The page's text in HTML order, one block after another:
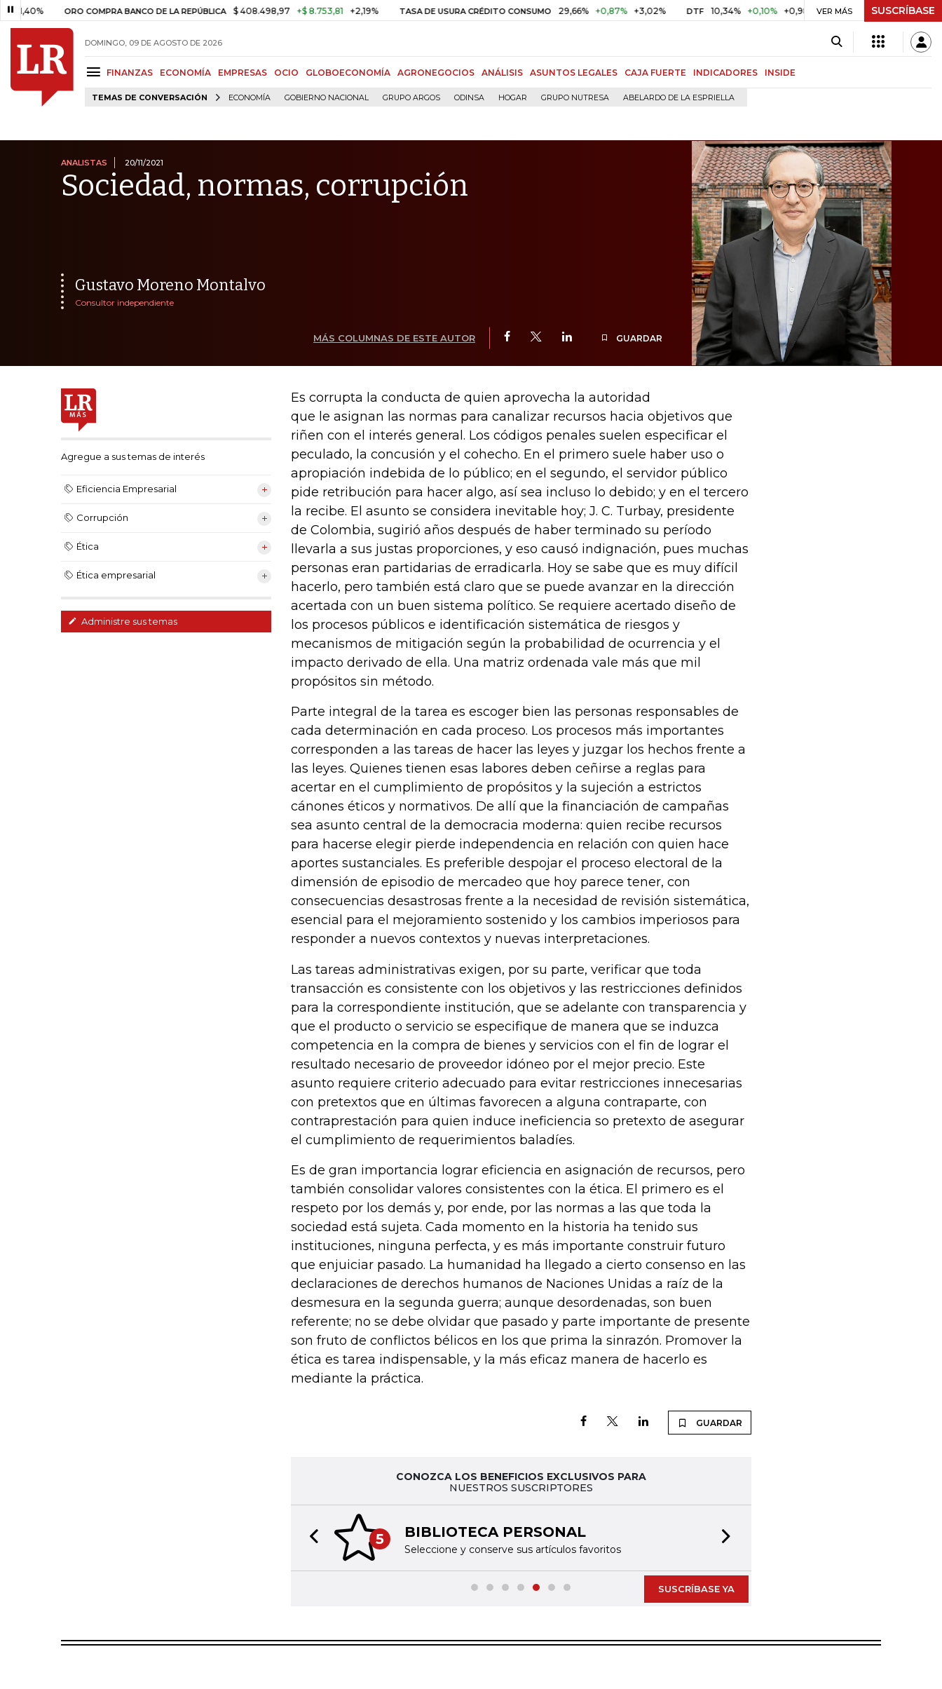
ORO COMPRA BANCO DE LA REPÚBLICA $ 408.498,97 +$ 8.753,81 +2,19% TASA DE USURA CRÉDITO CONSUMO 29,66% +0,87% +3,02% DTF 10,34% +0,10% +0,98% UVR $ 417,01 +$ 0,05 +0,01%
VER MÁS SUSCRÍBASE
DOMINGO, 09 DE AGOSTO DE 2026
FINANZAS ECONOMÍA EMPRESAS OCIO GLOBOECONOMÍA AGRONEGOCIOS ANÁLISIS ASUNTOS LEGALES CAJA FUERTE INDICADORES INSIDE
TEMAS DE CONVERSACIÓN ECONOMÍA GOBIERNO NACIONAL GRUPO ARGOS ODINSA HOGAR GRUPO NUTRESA ABELARDO DE LA ESPRIELLA
ANALISTAS 20/11/2021
Sociedad, normas, corrupción
Gustavo Moreno Montalvo
Consultor independiente
MÁS COLUMNAS DE ESTE AUTOR GUARDAR
Agregue a sus temas de interés
Eficiencia Empresarial
Corrupción
Ética
Ética empresarial
Administre sus temas
Es corrupta la conducta de quien aprovecha la autoridad
que le asignan las normas para canalizar recursos hacia objetivos que
riñen con el interés general. Los códigos penales suelen especificar el
peculado, la concusión y el cohecho. En el primero suele haber uso o
apropiación indebida de lo público; en el segundo, el servidor público
pide retribución para hacer algo, así sea incluso lo debido; y en el tercero
la recibe. El asunto se considera inevitable hoy; J. C. Turbay, presidente
de Colombia, sugirió años después de haber terminado su período
llevarla a sus justas proporciones, y eso causó indignación, pues muchas
personas eran partidarias de erradicarla. Hoy se sabe que es muy difícil
hacerlo, pero también está claro que se puede avanzar en la dirección
acertada con un buen sistema político. Se requiere acertado diseño de
los procesos públicos e identificación sistemática de riesgos y
mecanismos de mitigación según la probabilidad de ocurrencia y el
impacto derivado de ella. Una matriz ordenada vale más que mil
propósitos sin método.
Parte integral de la tarea es escoger bien las personas responsables de
cada determinación en cada proceso. Los procesos más importantes
corresponden a las tareas de hacer las leyes y juzgar los hechos frente a
las leyes. Quienes tienen esas labores deben ceñirse a reglas para
acertar en el cumplimiento de propósitos y la sujeción a estrictos
cánones éticos y normativos. De allí que la financiación de campañas
sea asunto central de la democracia moderna: quien recibe recursos
para hacerse elegir pierde independencia en relación con quien hace
aportes sustanciales. Es preferible despojar el proceso electoral de la
dimensión de episodio de mercadeo que hoy parece tener, con
consecuencias desastrosas frente a la necesidad de revisión sistemática,
esencial para el mejoramiento sostenido y los cambios imperiosos para
responder a nuevos contextos y nuevas interpretaciones.
Las tareas administrativas exigen, por su parte, verificar que toda
transacción es consistente con los objetivos y las restricciones definidos
para la correspondiente institución, que se adelante con transparencia y
que el producto o servicio se especifique de manera que se induzca
competencia en la compra de bienes y servicios con el fin de lograr el
resultado necesario de proveedor idóneo por el mejor precio. Este
asunto requiere criterio adecuado para evitar restricciones innecesarias
con pretextos que en últimas favorecen a alguna contraparte, con
contraprestación para quien induce ineficiencia so pretexto de asegurar
el cumplimiento de requerimientos baladíes.
Es de gran importancia lograr eficiencia en asignación de recursos, pero
también consolidar valores consistentes con la ética. El primero es el
respeto por los demás y, por ende, por las normas a las que toda la
sociedad está sujeta. Cada momento en la historia ha tenido sus
instituciones, ninguna perfecta, y es más importante construir futuro
que enjuiciar pasado. La humanidad ha llegado a cierto consenso en las
declaraciones de derechos humanos de Naciones Unidas a raíz de la
desmesura en la segunda guerra; aunque desordenadas, son buen
referente; no se debe olvidar que pasado y parte importante de presente
son fruto de conflictos bélicos en los que prima la sinrazón. Promover la
ética es tarea indispensable, y la más eficaz manera de hacerlo es
mediante la práctica.
GUARDAR
CONOZCA LOS BENEFICIOS EXCLUSIVOS PARA
NUESTROS SUSCRIPTORES
5 BIBLIOTECA PERSONAL
Seleccione y conserve sus artículos favoritos
Previous slide
SUSCRÍBASE YA